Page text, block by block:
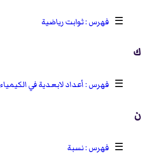
☰ ثوابت رياضية
ك
☰ أعداد لابعدية في الكيمياء
ن
☰ نسبة